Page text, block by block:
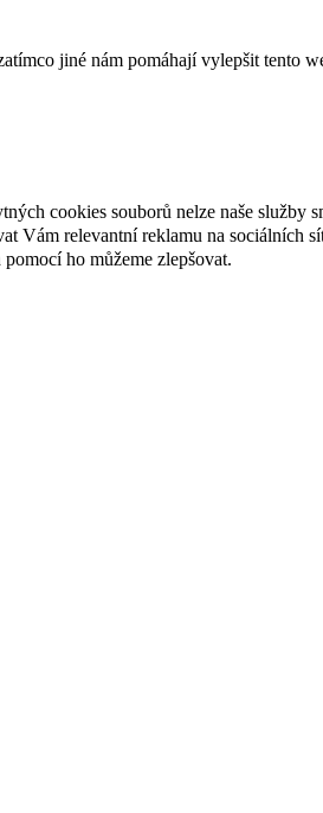
jiné nám pomáhají vylepšit tento
cookies souborů nelze naše služby
Vám relevantní reklamu na sociálních
ho můžeme zlepšovat.